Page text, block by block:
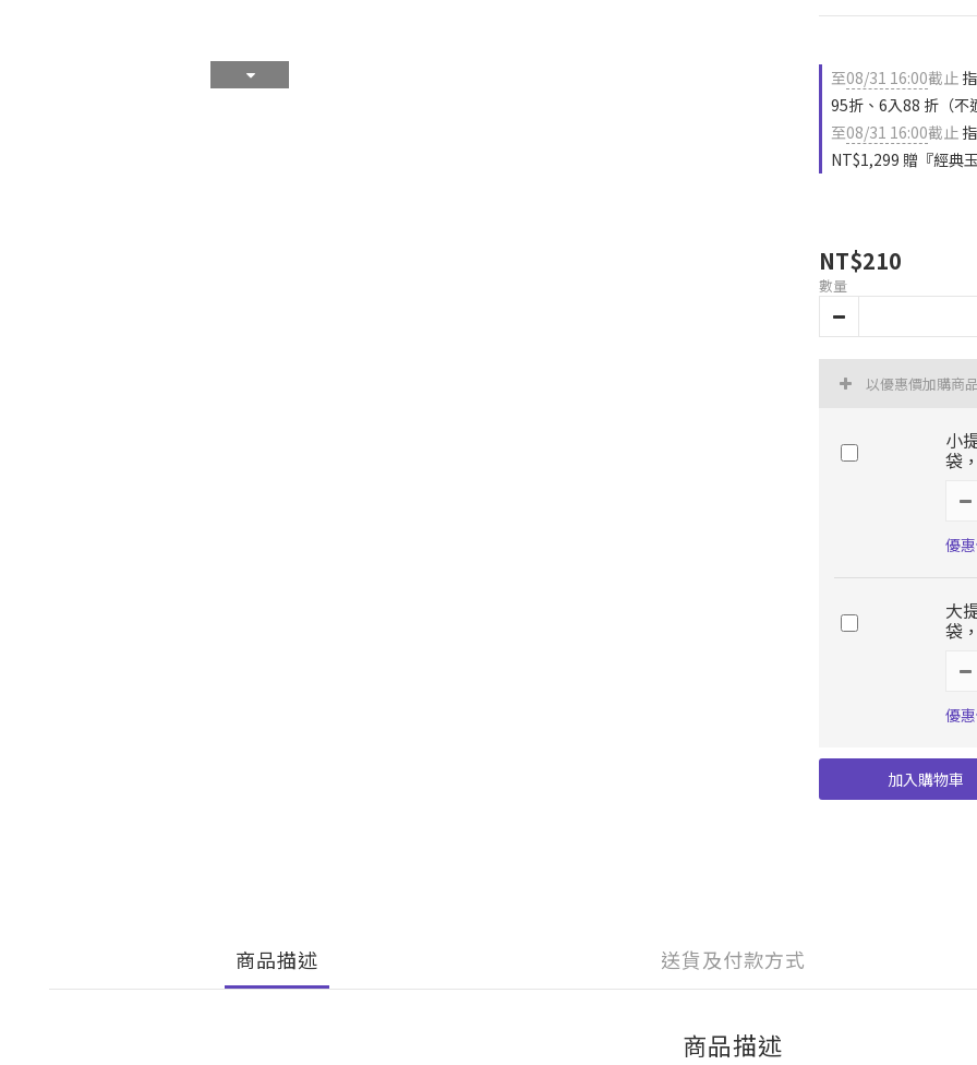
至08/31 16:00截止
95折、6入88 折（不
至08/31 16:00截止
NT$1,299 贈『經典
NT$210
數量
以優惠價加購商
小
袋
優
大
袋
優
加入購物車
商品描述 送貨及付款方式
商品描述